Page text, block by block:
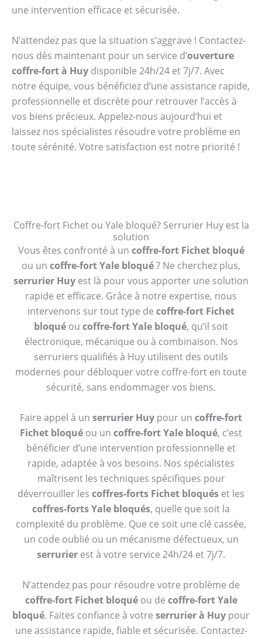
une intervention efficace et sécurisée.
N’attendez pas que la situation s’aggrave ! Contactez-
nous dès maintenant pour un service d’ouverture
coffre-fort à Huy disponible 24h/24 et 7j/7. Avec
notre équipe, vous bénéficiez d’une assistance rapide,
professionnelle et discrète pour retrouver l’accès à
vos biens précieux. Appelez-nous aujourd’hui et
laissez nos spécialistes résoudre votre problème en
toute sérénité. Votre satisfaction est notre priorité !
Coffre-fort Fichet ou Yale bloqué? Serrurier Huy est la
solution
Vous êtes confronté à un coffre-fort Fichet bloqué
ou un coffre-fort Yale bloqué? Ne cherchez plus,
serrurier Huy est là pour vous apporter une solution
rapide et efficace. Grâce à notre expertise, nous
intervenons sur tout type de coffre-fort Fichet
bloqué ou coffre-fort Yale bloqué, qu’il soit
électronique, mécanique ou à combinaison. Nos
serruriers qualifiés à Huy utilisent des outils
modernes pour débloquer votre coffre-fort en toute
sécurité, sans endommager vos biens.
Faire appel à un serrurier Huy pour un coffre-fort
Fichet bloqué ou un coffre-fort Yale bloqué, c’est
bénéficier d’une intervention professionnelle et
rapide, adaptée à vos besoins. Nos spécialistes
maîtrisent les techniques spécifiques pour
déverrouiller les coffres-forts Fichet bloqués et les
coffres-forts Yale bloqués, quelle que soit la
complexité du problème. Que ce soit une clé cassée,
un code oublié ou un mécanisme défectueux, un
serrurier est à votre service 24h/24 et 7j/7.
N’attendez pas pour résoudre votre problème de
coffre-fort Fichet bloquéou de coffre-fort Yale
bloqué. Faites confiance à votre serrurier à Huy pour
une assistance rapide, fiable et sécurisée. Contactez-